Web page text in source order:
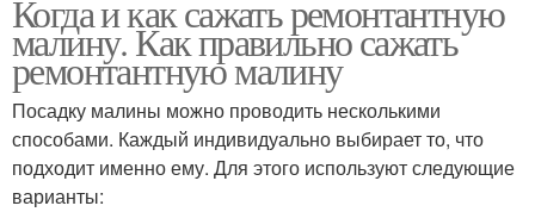
Когда и как сажать ремонтантную
малину. Как правильно сажать
ремонтантную малину
Посадку малины можно проводить несколькими
способами. Каждый индивидуально выбирает то, что
подходит именно ему. Для этого используют следующие
варианты: